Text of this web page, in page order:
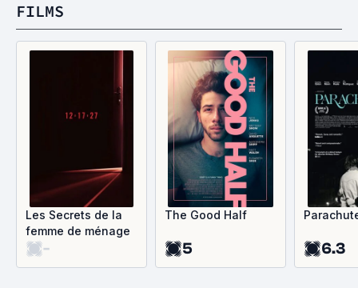
FILMS
Les Secrets de la
femme de ménage
-
The Good Half
5 6.3